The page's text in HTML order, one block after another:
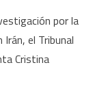
por la
el Tribunal
Cristina